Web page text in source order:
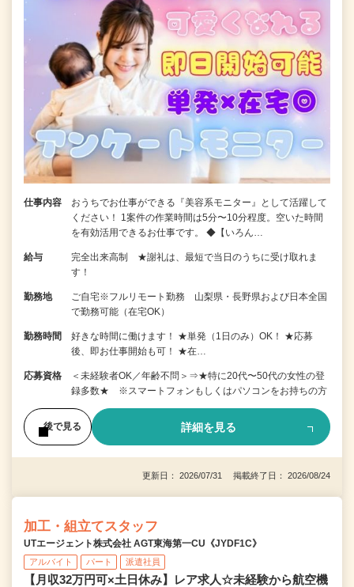
仕事内容
おうちでお仕事ができる『美容系モニター』として活躍して
ください！ 1案件の作業時間は5分〜10分程度。空いた時間
を有効活用できるお仕事です。 ◆【いろん…
給与
完全出来高制 ★謝礼は、最短で当日のうちに受け取れま
す！
勤務地
ご自宅※フルリモート勤務 山梨県・長野県および日本全国
で勤務可能（在宅OK）
勤務時間
好きな時間に働けます！ ★単発（1日のみ）OK！ ★応募
後、即お仕事開始も可！ ★在…
応募資格
＜未経験者OK／年齢不問＞⇒★特に20代〜50代の女性の登
録多数★ ※スマートフォンもしくはパソコンをお持ちの方
後で見る 詳細を見る
更新日： 2026/07/31 掲載終了日： 2026/08/24
加工・組立てスタッフ
UTエージェント株式会社 AGT東海第一CU《JYDF1C》
アルバイト パート 派遣社員
【月収32万円可×土日休み】レア求人☆未経験から航空機